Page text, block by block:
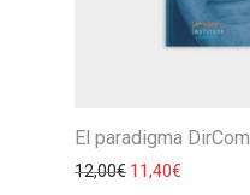
El paradigma DirCom
12,00€ 11,40€